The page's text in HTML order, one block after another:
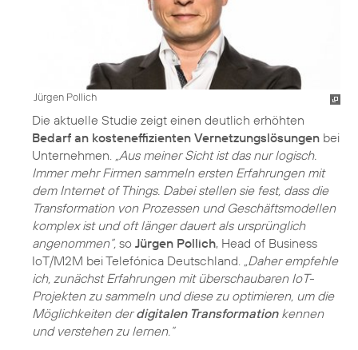
Jürgen Pollich
Die aktuelle Studie zeigt einen deutlich erhöhten
Bedarf an kosteneffizienten Vernetzungslösungen bei
Unternehmen.
„Aus meiner Sicht ist das nur logisch.
Immer mehr Firmen sammeln ersten Erfahrungen mit
dem Internet of Things. Dabei stellen sie fest, dass die
Transformation von Prozessen und Geschäftsmodellen
komplex ist und oft länger dauert als ursprünglich
angenommen“, so Jürgen Pollich, Head of Business
IoT/M2M bei Telefónica Deutschland.
„Daher empfehle
ich, zunächst Erfahrungen mit überschaubaren IoT-
Projekten zu sammeln und diese zu optimieren, um die
Möglichkeiten derdigitalen Transformationkennen
und verstehen zu lernen.“